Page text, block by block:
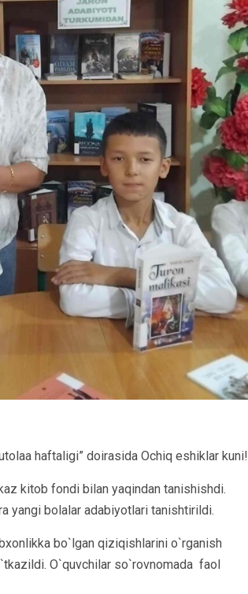
haftaligi” doirasida Ochiq eshiklar kuni!
kitob fondi bilan yaqindan tanishishdi.
yangi bolalar adabiyotlari tanishtirildi.
bo`lgan qiziqishlarini o`rganish
O`quvchilar so`rovnomada faol